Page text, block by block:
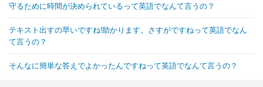
守るために時間が決められているって英語でなんて言うの？
テキスト出すの早いですね!助かります。さすがですねって英語でなん
て言うの？
そんなに簡単な答えでよかったんですねって英語でなんて言うの？